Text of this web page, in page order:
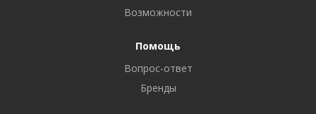
Возможности
Помощь
Вопрос-ответ
Бренды